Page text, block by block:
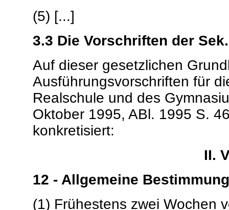
(5) [...]
3.3 Die Vorschriften der
Auf dieser gesetzlichen
Ausführungsvorschriften für
Realschule und des
Oktober 1995, ABl. 1995 S.
konkretisiert:
II.
12 - Allgemeine
(1) Frühestens zwei Wochen